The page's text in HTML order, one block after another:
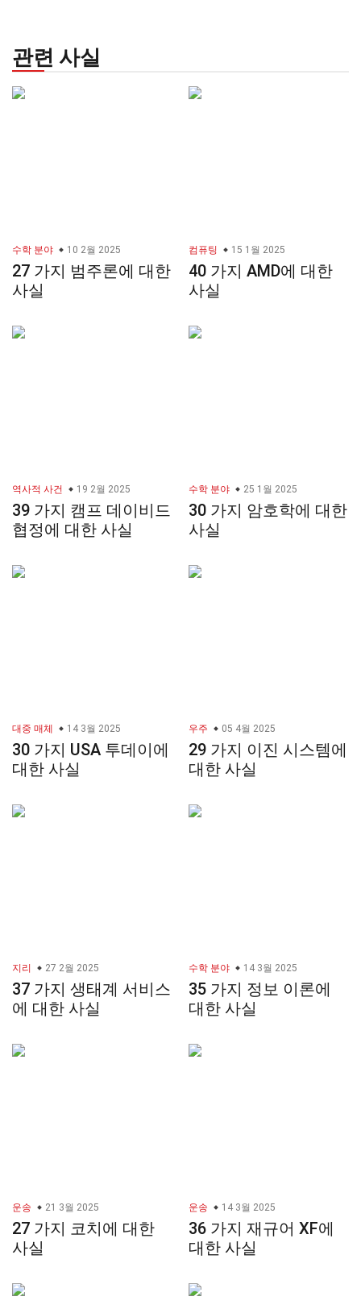
관련 사실
수학 분야 10 2월 2025
27 가지 범주론에 대한
사실
컴퓨팅 15 1월 2025
40 가지 AMD에 대한
사실
역사적 사건 19 2월 2025
39 가지 캠프 데이비드
협정에 대한 사실
수학 분야 25 1월 2025
30 가지 암호학에 대한
사실
대중 매체 14 3월 2025
30 가지 USA 투데이에
대한 사실
우주 05 4월 2025
29 가지 이진 시스템에
대한 사실
지리 27 2월 2025
37 가지 생태계 서비스
에 대한 사실
수학 분야 14 3월 2025
35 가지 정보 이론에
대한 사실
운송 21 3월 2025
27 가지 코치에 대한
사실
운송 14 3월 2025
36 가지 재규어 XF에
대한 사실